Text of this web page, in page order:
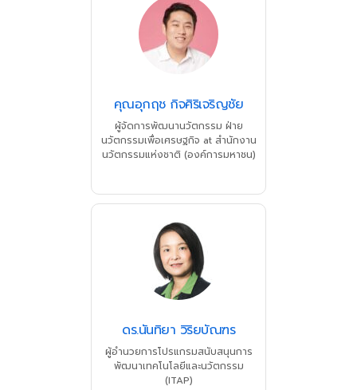
คุณอุกฤช กิจศิริเจริญชัย
ผู้จัดการพัฒนานวัตกรรม ฝ่าย
นวัตกรรมเพื่อเศรษฐกิจ at สำนักงาน
นวัตกรรมแห่งชาติ (องค์การมหาชน)
ดร.นันทิยา วิริยบัณฑร
ผู้อำนวยการโปรแกรมสนับสนุนการ
พัฒนาเทคโนโลยีและนวัตกรรม
(ITAP)